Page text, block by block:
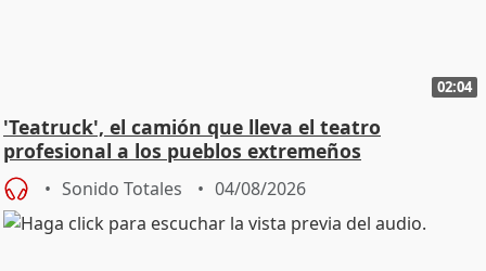
02:04
'Teatruck', el camión que lleva el teatro
profesional a los pueblos extremeños
Sonido Totales 04/08/2026